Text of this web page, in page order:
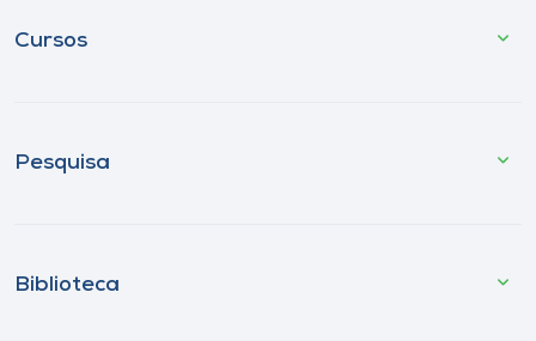
Cursos
Pesquisa
Biblioteca